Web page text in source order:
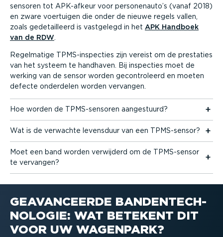
sensoren tot APK-afkeur voor perso­nenauto’s (vanaf 2018)
en zware voertuigen die onder de nieuwe regels vallen,
zoals gedetail­leerd is vastgelegd in het APK Handboek
van de RDW
Regelmatige TPMS-in­specties zijn vereist om de prestaties
van het systeem te handhaven. Bij inspecties moet de
werking van de sensor worden gecon­tro­leerd en moeten
defecte onderdelen worden vervangen.
Hoe worden de TPMS-­sen­soren aangestuurd?
Wat is de verwachte levensduur van een TPMS-sensor?
Moet een band worden verwijderd om de TPMS-sensor
te vervangen?
GEAVAN­CEERDE BANDEN­TECH­
NO­LOGIE: WAT BETEKENT DIT
VOOR UW WAGENPARK?